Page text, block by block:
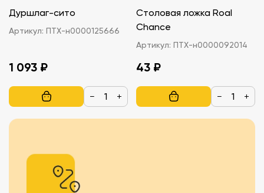
Дуршлаг-сито
Артикул: ПТХ-н0000125666
1 093 ₽
− +
Столовая ложка Roal
Chance
Артикул: ПТХ-н0000092014
43 ₽
− +